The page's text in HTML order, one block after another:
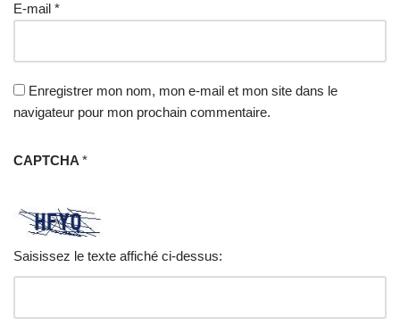
E-mail *
Enregistrer mon nom, mon e-mail et mon site dans le
navigateur pour mon prochain commentaire.
CAPTCHA *
Saisissez le texte affiché ci-dessus: